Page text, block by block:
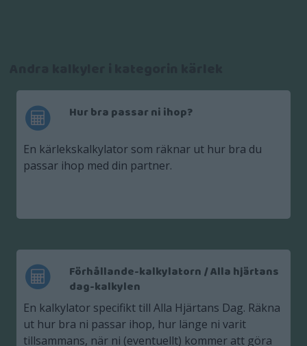
Hur bra passar ni ihop?
En kärlekskalkylator som räknar ut hur bra du
passar ihop med din partner.
Förhållande-kalkylatorn / Alla hjärtans
dag-kalkylen
En kalkylator specifikt till Alla Hjärtans Dag. Räkna
ut hur bra ni passar ihop, hur länge ni varit
tillsammans, när ni (eventuellt) kommer att göra